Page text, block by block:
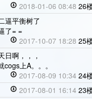
2018-01-06 08:48 26
逼平衡树了
了= =
2017-10-07 18:28 25
日啊，，，
上A。。。
2017-08-09 10:34 24
2017-08-01 16:14 23